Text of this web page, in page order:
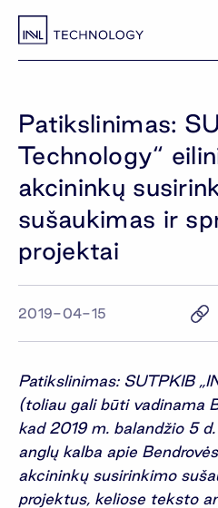
Patikslinimas:
Technology“
akcininkų
sušaukimas ir
projektai
2019-04-15
Patikslinimas: SUTPKIB
(toliau gali būti vadinama
kad 2019 m. balandžio 5
anglų kalba apie
akcininkų susirinkimo
projektus, keliose teksto